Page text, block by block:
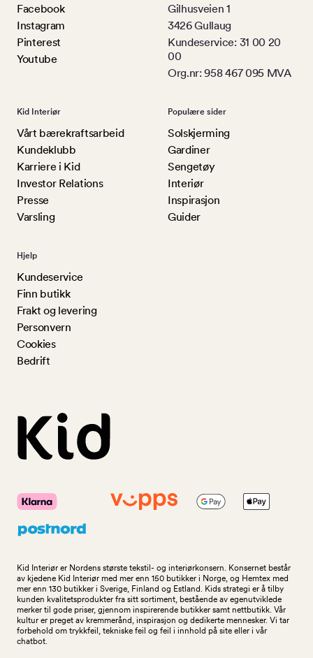
Facebook
Instagram
Pinterest
Youtube
Gilhusveien 1
3426 Gullaug
Kundeservice: 31 00 20
00
Org.nr: 958 467 095 MVA
Kid Interiør
Vårt bærekraftsarbeid
Kundeklubb
Karriere i Kid
Investor Relations
Presse
Varsling
Populære sider
Solskjerming
Gardiner
Sengetøy
Interiør
Inspirasjon
Guider
Hjelp
Kundeservice
Finn butikk
Frakt og levering
Personvern
Cookies
Bedrift
Kid Interiør er Nordens største tekstil- og interiørkonsern. Konsernet består
av kjedene Kid Interiør med mer enn 150 butikker i Norge, og Hemtex med
mer enn 130 butikker i Sverige, Finland og Estland. Kids strategi er å tilby
kunden kvalitetsprodukter fra sitt sortiment, bestående av egenutviklede
merker til gode priser, gjennom inspirerende butikker samt nettbutikk. Vår
kultur er preget av kremmerånd, inspirasjon og dedikerte mennesker. Vi tar
forbehold om trykkfeil, tekniske feil og feil i innhold på site eller i vår
chatbot.